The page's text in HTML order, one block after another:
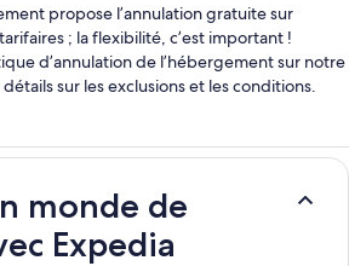
propose l’annulation gratuite sur
; la flexibilité, c’est important !
d’annulation de l’hébergement sur notre
sur les exclusions et les conditions.
monde de
Expedia